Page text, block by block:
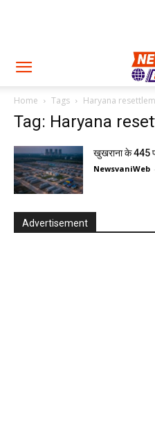
Home Tags Haryana
Tag: Haryana
खुखराना के 445
NewsvaniWeb -
Advertisement